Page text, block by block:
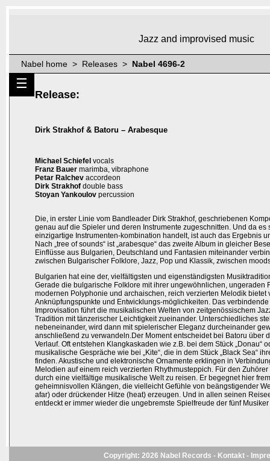
Jazz and improvised music
Nabel home > Releases > Nabel 4696-2
☰
Release:
Dirk Strakhof & Batoru – Arabesque
Michael Schiefel vocals
Franz Bauer marimba, vibraphone
Petar Ralchev accordeon
Dirk Strakhof double bass
Stoyan Yankoulov percussion
Die, in erster Linie vom Bandleader Dirk Strakhof, geschriebenen
genau auf die Spieler und deren Instrumente zugeschnitten. Und da es
einzigartige Instrumenten-kombination handelt, ist auch das Ergebnis
Nach „tree of sounds“ ist „arabesque“ das zweite Album in gleicher
Einflüsse aus Bulgarien, Deutschland und Fantasien miteinander
zwischen Bulgarischer Folklore, Jazz, Pop und Klassik, zwischen
Bulgarien hat eine der, vielfältigsten und eigenständigsten
Gerade die bulgarische Folklore mit ihrer ungewöhnlichen, ungeraden
modernen Polyphonie und archaischen, reich verzierten Melodik bietet
Anknüpfungspunkte und Entwicklungs-möglichkeiten. Das
Improvisation führt die musikalischen Welten von zeitgenössischem
Tradition mit tänzerischer Leichtigkeit zueinander. Unterschiedliches
nebeneinander, wird dann mit spielerischer Eleganz durcheinander
anschließend zu verwandeln.Der Moment entscheidet bei Batoru über
Verlauf. Oft entstehen Klangkaskaden wie z.B. bei dem Stück „Donau“
musikalische Gespräche wie bei „Kite“, die in dem Stück „Black Sea“
finden. Akustische und elektronische Ornamente erklingen in
Melodien auf einem reich verzierten Rhythmusteppich. Für den
durch eine vielfältige musikalische Welt zu reisen. Er begegnet hier
geheimnisvollen Klängen, die vielleicht Gefühle von beängstigender
afar) oder drückender Hitze (heat) erzeugen. Und in allen seinen
entdeckt er immer wieder die ungebremste Spielfreude der fünf
Copyright: 2026 Nabel Records - Kontakt -